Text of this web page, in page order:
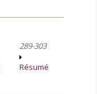
289-303
Résumé